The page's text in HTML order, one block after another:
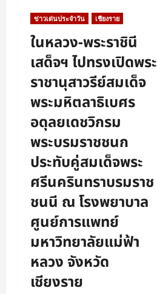
ข่าวเด่นประจำวัน เชียงราย
ในหลวง-พระราชินี
เสด็จฯ ไปทรงเปิดพระ
ราชานุสาวรีย์สมเด็จ
พระมหิตลาธิเบศร
อดุลยเดชวิกรม
พระบรมราชชนก
ประทับคู่สมเด็จพระ
ศรีนครินทราบรมราช
ชนนี ณ โรงพยาบาล
ศูนย์การแพทย์
มหาวิทยาลัยแม่ฟ้า
หลวง จังหวัด
เชียงราย